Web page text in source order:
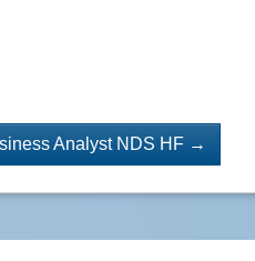
Analyst NDS HF →